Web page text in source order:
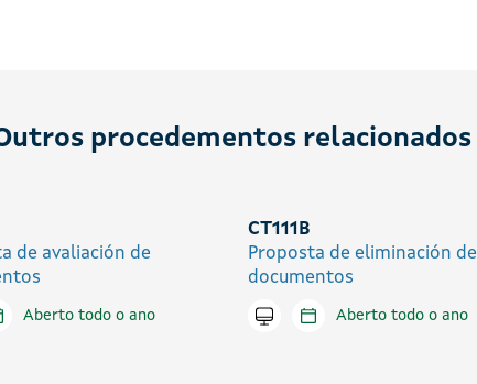
procedementos relacionados
de avaliación de
en liña
Aberto todo o ano
CT111B
Proposta de eliminación de
documentos
Tramitar en liñaAberto todo o ano